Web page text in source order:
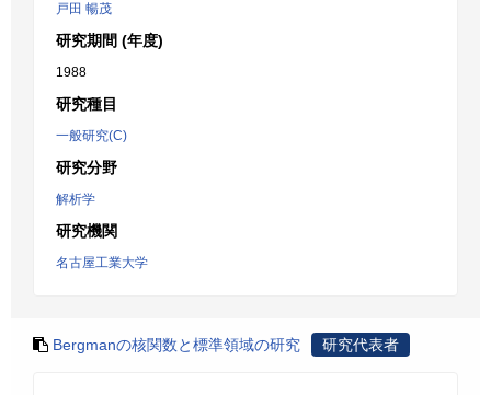
戸田 暢茂
研究期間 (年度)
1988
研究種目
一般研究(C)
研究分野
解析学
研究機関
名古屋工業大学
Bergmanの核関数と標準領域の研究 研究代表者